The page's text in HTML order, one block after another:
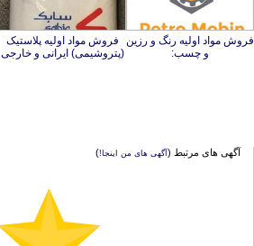
فروش مواد اولیه رنگ و رزین
و چسب:
فروش مواد اولیه پلاستیک
(پتروشیمی) ایرانی و خارجی
آگهی های مرتبط (آگهی های من اینجا!)